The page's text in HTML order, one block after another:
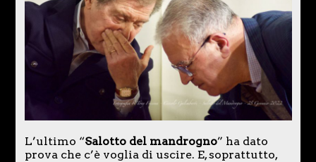
L’ultimo “Salotto del mandrogno” ha dato
prova che c’è voglia di uscire. E, soprattutto,